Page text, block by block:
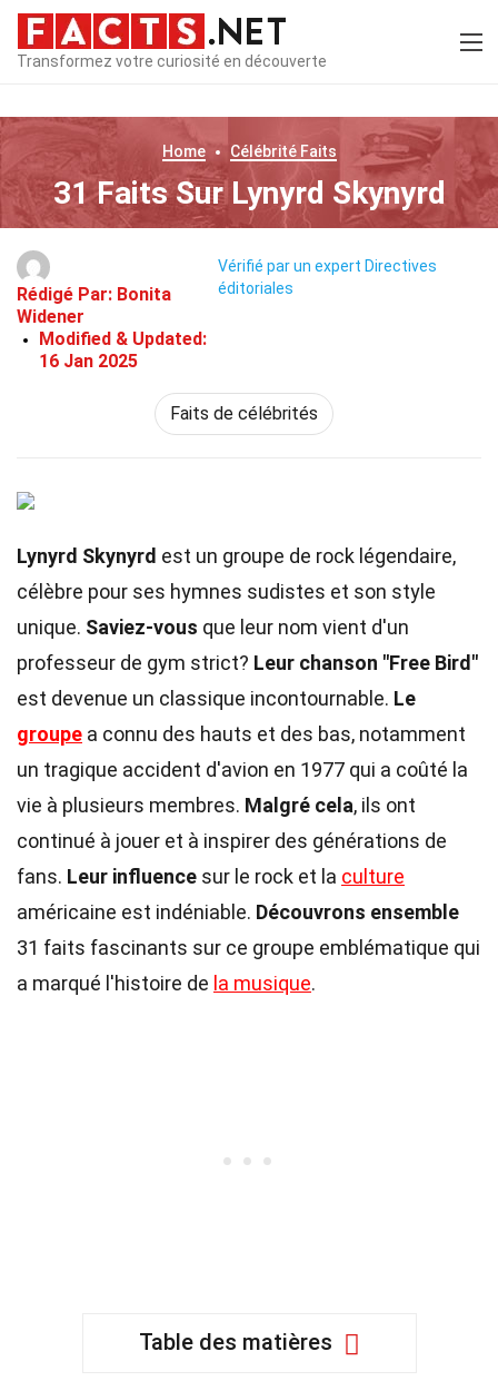
Transformez votre curiosité en découverte
Home CélébritéFaits
31 Faits Sur Lynyrd Skynyrd
Rédigé Par: Bonita
Widener
Modified & Updated:
16 Jan 2025
Vérifié par un expert Directives
éditoriales
Faits de célébrités
Lynyrd Skynyrd est un groupe de rock légendaire,
célèbre pour ses hymnes sudistes et son style
unique. Saviez-vous que leur nom vient d'un
professeur de gym strict? Leur chanson "Free Bird"
est devenue un classique incontournable. Le
groupe a connu des hauts et des bas, notamment
un tragique accident d'avion en 1977 qui a coûté la
vie à plusieurs membres. Malgré cela, ils ont
continué à jouer et à inspirer des générations de
fans. Leur influence sur le rock et la culture
américaine est indéniable. Découvrons ensemble
31 faits fascinants sur ce groupe emblématique qui
a marqué l'histoire de la musique.
Table des matières